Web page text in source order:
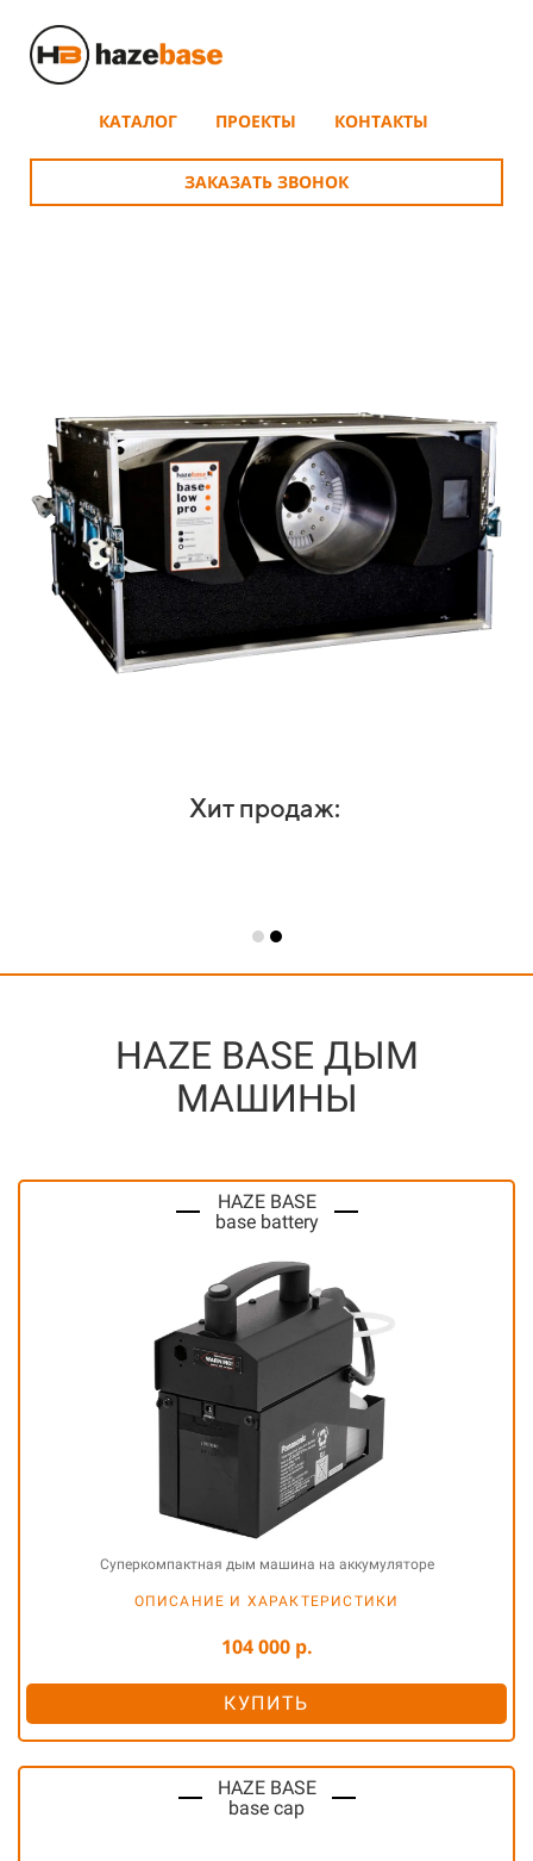
КАТАЛОГ ПРОЕКТЫ КОНТАКТЫ
ЗАКАЗАТЬ ЗВОНОК
Хит продаж:
HAZE BASE ДЫМ
МАШИНЫ
HAZE BASE
base battery
Суперкомпактная дым машина на аккумуляторе
ОПИСАНИЕ И ХАРАКТЕРИСТИКИ
104 000 р.
КУПИТЬ
HAZE BASE
base cap